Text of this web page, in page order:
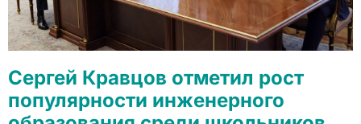
Сергей Кравцов отметил рост
популярности инженерного